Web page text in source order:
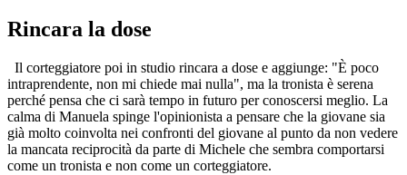
Rincara la dose
Il corteggiatore poi in studio rincara a dose e aggiunge: "È poco
intraprendente, non mi chiede mai nulla", ma la tronista è serena
perché pensa che ci sarà tempo in futuro per conoscersi meglio. La
calma di Manuela spinge l'opinionista a pensare che la giovane sia
già molto coinvolta nei confronti del giovane al punto da non vedere
la mancata reciprocità da parte di Michele che sembra comportarsi
come un tronista e non come un corteggiatore.